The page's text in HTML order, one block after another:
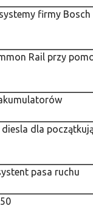
firmy
Rail przy
dla
pasa ruchu